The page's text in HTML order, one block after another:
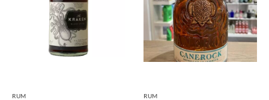
RUM RUM